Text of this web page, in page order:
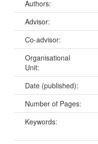
Authors:
Advisor:
Co-advisor:
Organisational
Unit:
Date (published):
Number of Pages:
Keywords: